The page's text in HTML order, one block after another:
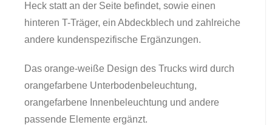
Heck statt an der Seite befindet, sowie einen
hinteren T-Träger, ein Abdeckblech und zahlreiche
andere kundenspezifische Ergänzungen.
Das orange-weiße Design des Trucks wird durch
orangefarbene Unterbodenbeleuchtung,
orangefarbene Innenbeleuchtung und andere
passende Elemente ergänzt.